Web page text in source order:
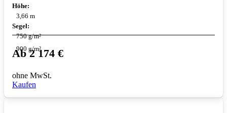
Höhe:
3,66 m
Segel:
750 g/m²
900 g/m²
Ab2 174 €
ohne MwSt.
Kaufen